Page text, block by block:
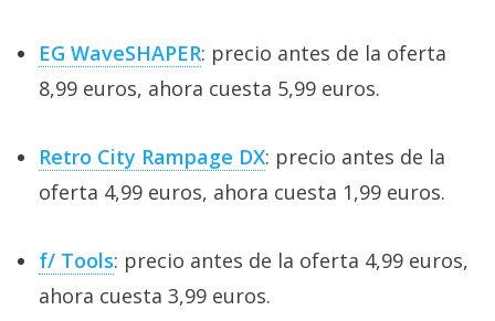
EG WaveSHAPER: precio antes de la oferta
8,99 euros, ahora cuesta 5,99 euros.
Retro City Rampage DX: precio antes de la
oferta 4,99 euros, ahora cuesta 1,99 euros.
f/ Tools: precio antes de la oferta 4,99 euros,
ahora cuesta 3,99 euros.